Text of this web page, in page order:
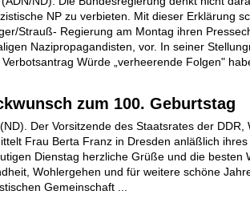
NP zu verbieten. Mit dieser Erklärung
Strauß- Regierung am Montag ihren
Nazipropagandisten, vor. In seiner
Verbotsantrag Würde „verheerende Folgen"
zum 100. Geburtstag
Der Vorsitzende des Staatsrates der DDR,
Frau Berta Franz in Dresden anläßlich
Dienstag herzliche Grüße und die besten
Wohlergehen und für weitere schöne
Gemeinschaft ...